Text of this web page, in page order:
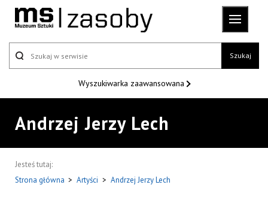
Szukaj
Wyszukiwarka zaawansowana
Andrzej Jerzy Lech
Jesteś tutaj:
Strona główna > Artyści > Andrzej Jerzy Lech